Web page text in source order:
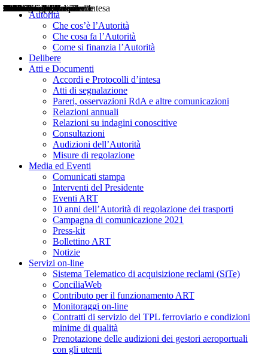
Autorità
Che cos’è l’Autorità
Che cosa fa l’Autorità
Come si finanzia l’Autorità
Delibere
Atti e Documenti
Accordi e Protocolli d’intesa
Atti di segnalazione
Pareri, osservazioni RdA e altre comunicazioni
Relazioni annuali
Relazioni su indagini conoscitive
Consultazioni
Audizioni dell’Autorità
Misure di regolazione
Media ed Eventi
Comunicati stampa
Interventi del Presidente
Eventi ART
10 anni dell’Autorità di regolazione dei trasporti
Campagna di comunicazione 2021
Press-kit
Bollettino ART
Notizie
Servizi on-line
Sistema Telematico di acquisizione reclami (SiTe)
ConciliaWeb
Contributo per il funzionamento ART
Monitoraggi on-line
Contratti di servizio del TPL ferroviario e condizioni
minime di qualità
Prenotazione delle audizioni dei gestori aeroportuali
con gli utenti
Delibere
Pareri
Consultazioni
Audizioni
Atti di Segnalazione
Accordi e Protocolli d'Intesa
Relazioni annuali
Misure di regolazione
Notizie
Comunicati Stampa
Bollettini ART
Convegni ART
Interviste del Presidente
Articoli in primo piano
Interventi del Presidente
2004
2005
2010
2013
2014
2015
2016
2017
2018
2019
202
2020
2021
2022
2023
2024
2025
2026
Aereo
Marittimo
Terrestre